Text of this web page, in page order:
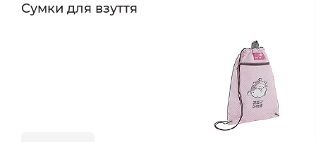
Сумки для взуття